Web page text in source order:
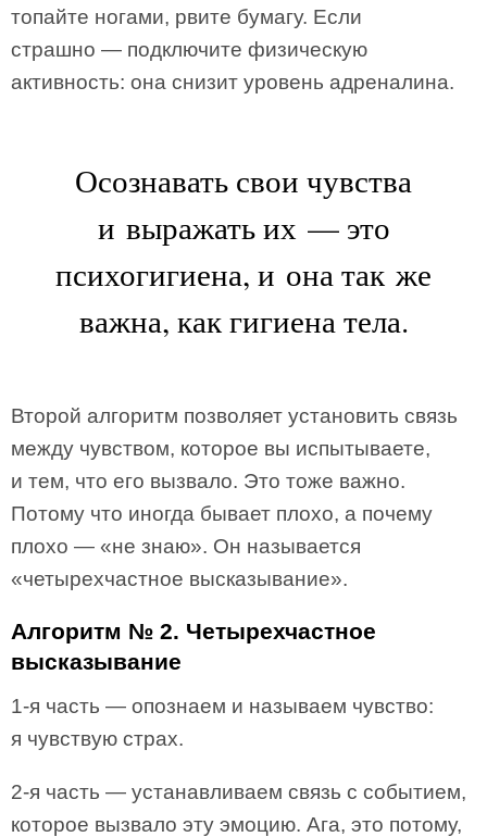
топайте ногами, рвите бумагу. Если
страшно — подключите физическую
активность: она снизит уровень адреналина.
Осознавать свои чувства
и выражать их — это
психогигиена, и она так же
важна, как гигиена тела.
Второй алгоритм позволяет установить связь
между чувством, которое вы испытываете,
и тем, что его вызвало. Это тоже важно.
Потому что иногда бывает плохо, а почему
плохо — «не знаю». Он называется
«четырехчастное высказывание».
Алгоритм № 2. Четырехчастное
высказывание
1-я часть — опознаем и называем чувство:
я чувствую страх.
2-я часть — устанавливаем связь с событием,
которое вызвало эту эмоцию. Ага, это потому,